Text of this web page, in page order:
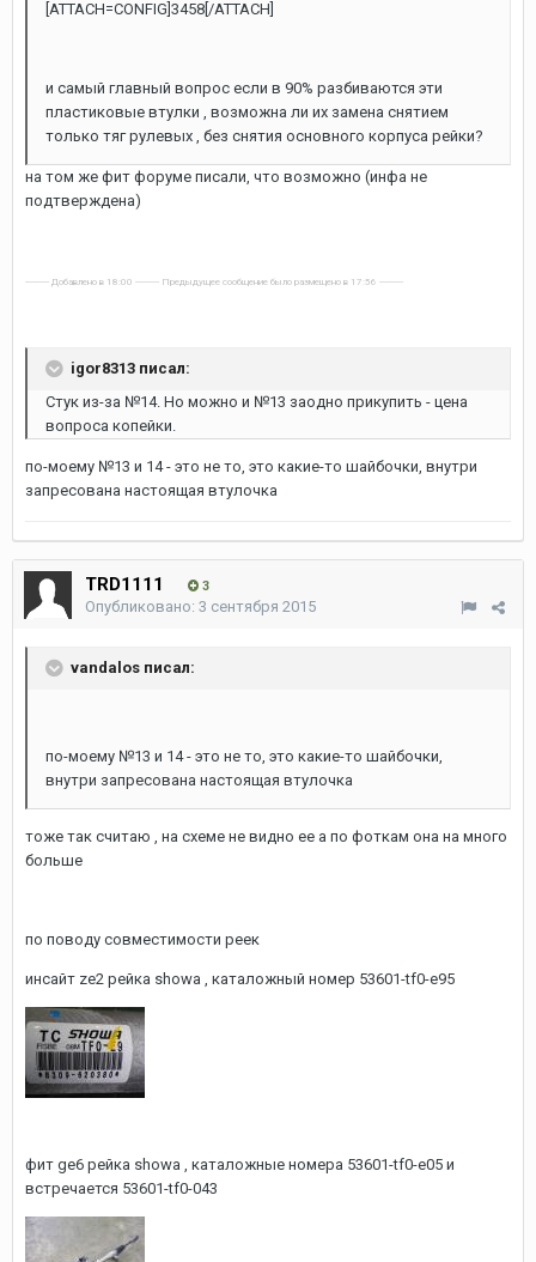
[ATTACH=CONFIG]3458[/ATTACH]
и самый главный вопрос если в 90% разбиваются эти
пластиковые втулки , возможна ли их замена снятием
только тяг рулевых , без снятия основного корпуса рейки?
на том же фит форуме писали, что возможно (инфа не
подтверждена)
---------- Добавлено в 18:00 ---------- Предыдущее сообщение было размещено в 17:56 ----------
igor8313 писал:
Стук из-за №14. Но можно и №13 заодно прикупить - цена
вопроса копейки.
по-моему №13 и 14 - это не то, это какие-то шайбочки, внутри
запресована настоящая втулочка
TRD1111 3
Опубликовано: 3 сентября 2015
vandalos писал:
по-моему №13 и 14 - это не то, это какие-то шайбочки,
внутри запресована настоящая втулочка
тоже так считаю , на схеме не видно ее а по фоткам она на много
больше
по поводу совместимости реек
инсайт ze2 рейка showa , каталожный номер 53601-tf0-e95
фит ge6 рейка showa , каталожные номера 53601-tf0-e05 и
встречается 53601-tf0-043